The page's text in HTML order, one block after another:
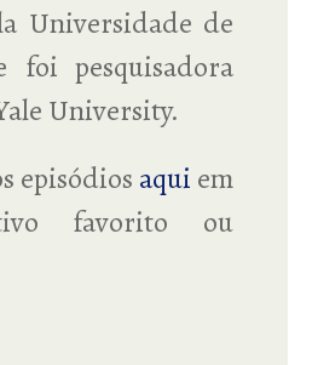
Universidade de
foi pesquisadora
University.
episódios aqui em
favorito ou